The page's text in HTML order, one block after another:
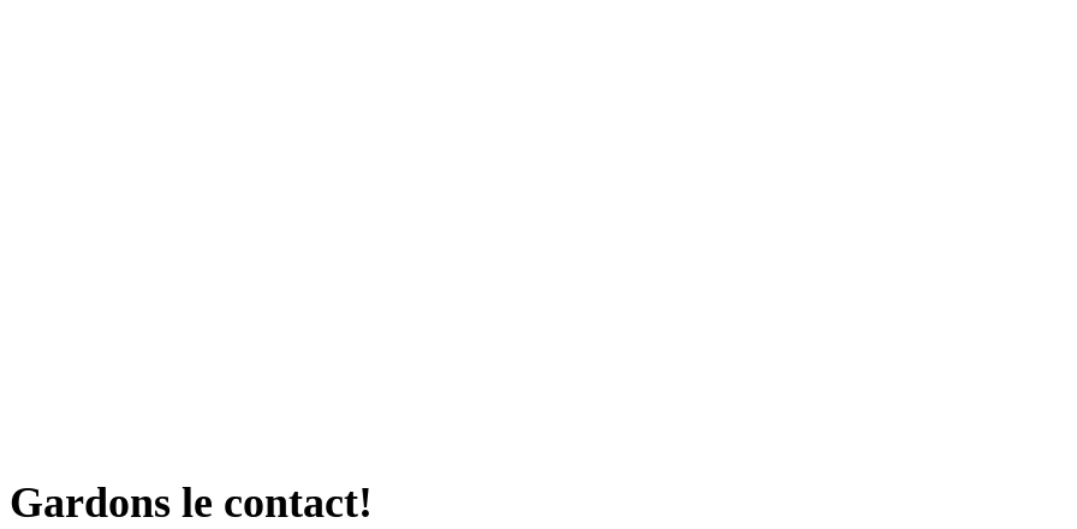
Gardons le contact!